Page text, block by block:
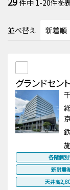
件中 1-20件を
並べ替え
グランドセン
各階個
新耐震
天井高